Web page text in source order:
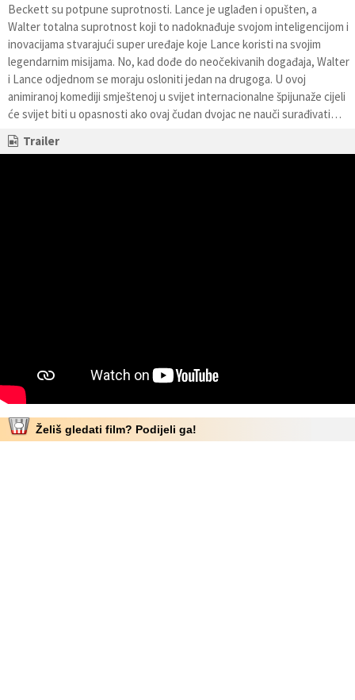
Beckett su potpune suprotnosti. Lance je uglađen i opušten, a
Walter totalna suprotnost koji to nadoknađuje svojom inteligencijom i
inovacijama stvarajući super uređaje koje Lance koristi na svojim
legendarnim misijama. No, kad dođe do neočekivanih događaja, Walter
i Lance odjednom se moraju osloniti jedan na drugoga. U ovoj
animiranoj komediji smještenoj u svijet internacionalne špijunaže cijeli
će svijet biti u opasnosti ako ovaj čudan dvojac ne nauči surađivati…
Trailer
Želiš gledati film? Podijeli ga!